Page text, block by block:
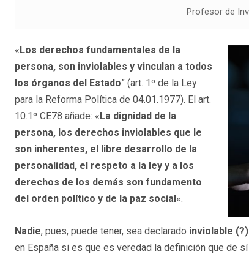
Profesor de
«Los derechos fundamentales de la
persona, son inviolables y vinculan a todos
los órganos del Estado” (art. 1º de la Ley
para la Reforma Política de 04.01.1977). El art.
10.1º CE78 añade: «La dignidad de la
persona, los derechos inviolables que le
son inherentes, el libre desarrollo de la
personalidad, el respeto a la ley y a los
derechos de los demás son fundamento
del orden político y de la paz social«.
Nadie, pues, puede tener, sea declarado inviolable (?)
en España si es que es veredad la definición que de sí